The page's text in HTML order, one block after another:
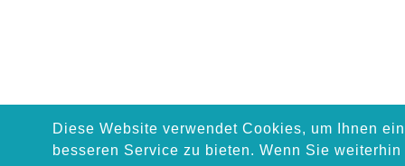
Diese Website verwendet Cookies, um Ihnen
besseren Service zu bieten. Wenn Sie weiterhin